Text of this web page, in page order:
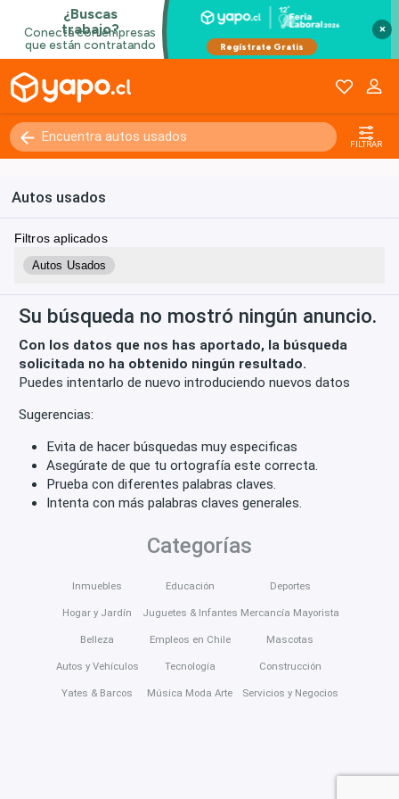
×
FILTRAR
Autos usados
Filtros aplicados
Autos Usados
Su búsqueda no mostró ningún anuncio.
Con los datos que nos has aportado, la búsqueda
solicitada no ha obtenido ningún resultado.
Puedes intentarlo de nuevo introduciendo nuevos datos
Sugerencias:
Evita de hacer búsquedas muy especificas
Asegúrate de que tu ortografía este correcta.
Prueba con diferentes palabras claves.
Intenta con más palabras claves generales.
Categorías
Inmuebles
Hogar y Jardín
Belleza
Autos y Vehículos
Yates & Barcos
Educación
Juguetes & Infantes
Empleos en Chile
Tecnología
Música Moda Arte
Deportes
Mercancía Mayorista
Mascotas
Construcción
Servicios y Negocios
Kilómetros 0 - 250000+